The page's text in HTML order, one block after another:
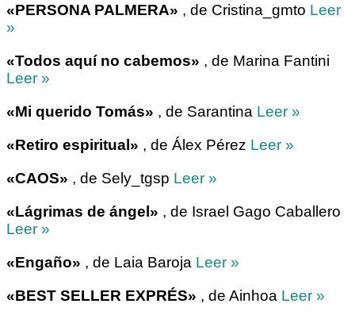
«PERSONA PALMERA» , de Cristina_gmto Leer
»
«Todos aquí no cabemos» , de Marina Fantini
Leer »
«Mi querido Tomás» , de Sarantina Leer »
«Retiro espiritual» , de Álex Pérez Leer »
«CAOS» , de Sely_tgsp Leer »
«Lágrimas de ángel» , de Israel Gago Caballero
Leer »
«Engaño» , de Laia Baroja Leer »
«BEST SELLER EXPRÉS» , de Ainhoa Leer »